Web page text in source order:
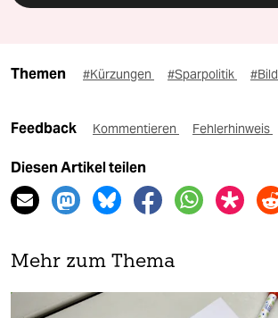
Themen #Kürzungen #Sparpolitik
Feedback Kommentieren Fehlerhinweis
Diesen Artikel teilen
Mehr zum Thema